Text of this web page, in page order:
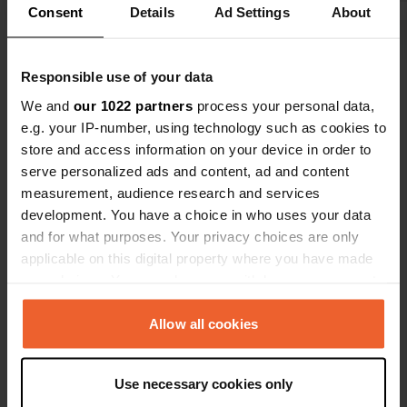
Consent Details Ad Settings About
Responsible use of your data
We and our 1022 partners process your personal data,
e.g. your IP-number, using technology such as cookies to
store and access information on your device in order to
serve personalized ads and content, ad and content
measurement, audience research and services
development. You have a choice in who uses your data
and for what purposes. Your privacy choices are only
applicable on this digital property where you have made
any time from the Cookie Declaration or by clicking on
the Privacy trigger icon.
Collect information about your geographical location
Allow all cookies
Use necessary cookies only
Cependant, on peut remplir et vider
son réservoir d'eau. On peut aussi
place. Endroit charmant !
de
arrêtez pas,
camping !
Es-tu déjà venu ici ?
Contact
TD8 6QA, Jedburgh, Royaume-Uni
Coordonnées
55° 28' 19" N 2° 33' 53" W